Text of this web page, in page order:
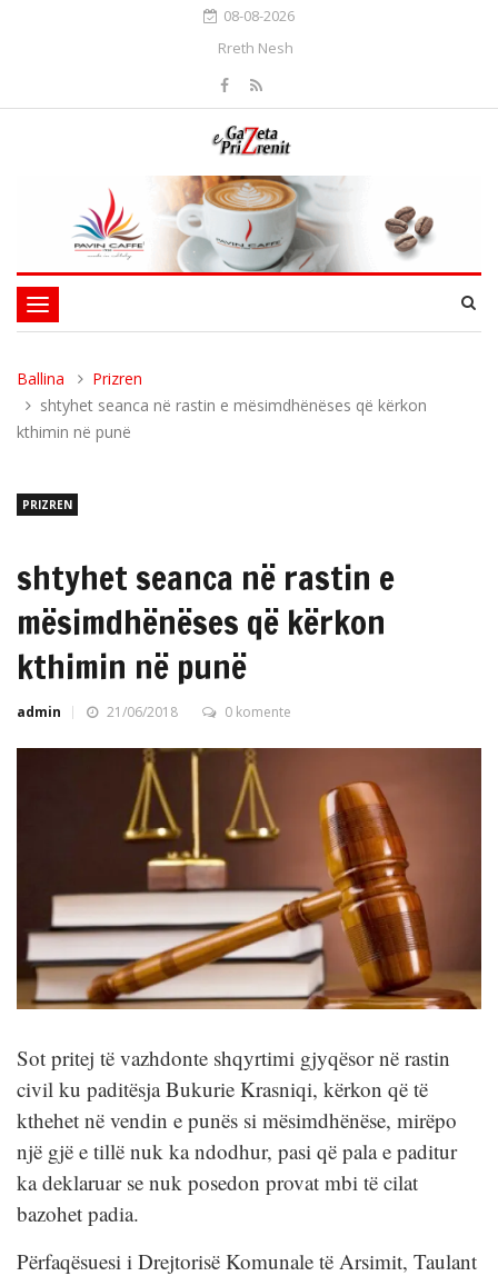
08-08-2026
Rreth Nesh
Toggle
navigation
Ballina
Prizren
shtyhet seanca në rastin e mësimdhënëses që kërkon
kthimin në punë
PRIZREN
shtyhet seanca në rastin e
mësimdhënëses që kërkon
kthimin në punë
admin 21/06/2018 0 komente
Sot pritej të vazhdonte shqyrtimi gjyqësor në rastin
civil ku paditësja Bukurie Krasniqi, kërkon që të
kthehet në vendin e punës si mësimdhënëse, mirëpo
një gjë e tillë nuk ka ndodhur, pasi që pala e paditur
ka deklaruar se nuk posedon provat mbi të cilat
bazohet padia.
Përfaqësuesi i Drejtorisë Komunale të Arsimit, Taulant